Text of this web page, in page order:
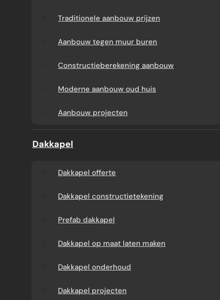
prijzen
Traditionele aanbouw
prijzen
Aanbouw tegen muur
buren
Constructieberekening
Moderne aanbouw
Prefab dakkapel
laten maken
Dakkapel
Dakkapel projecten
Traditionele aanbouw prijzen
Aanbouw tegen muur buren
Constructieberekening aanbouw
Moderne aanbouw oud huis
Aanbouw projecten
Dakkapel
Dakkapel offerte
Dakkapel constructietekening
Prefab dakkapel
Dakkapel op maat laten maken
Dakkapel onderhoud
Dakkapel projecten